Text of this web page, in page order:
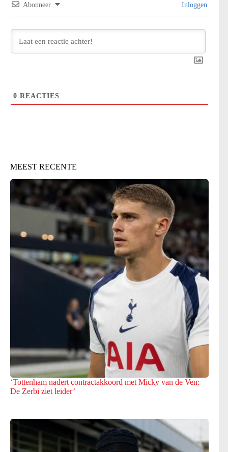
Abonneer Inloggen
0 REACTIES
MEEST RECENTE
‘Tottenham nadert contractakkoord met Micky van de Ven:
De Zerbi ziet leider’